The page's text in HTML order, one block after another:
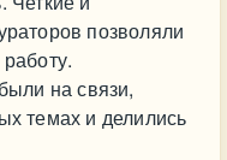
позволяли
на связи,
темах и делились